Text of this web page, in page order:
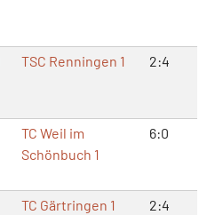
TSC Renningen 1 2:4
TC Weil im
Schönbuch 1
6:0
TC Gärtringen 1 2:4